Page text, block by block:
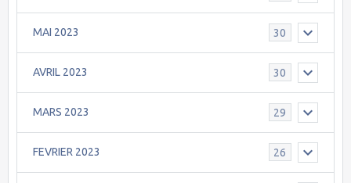
MAI 2023 30
AVRIL 2023 30
MARS 2023 29
FEVRIER 2023 26